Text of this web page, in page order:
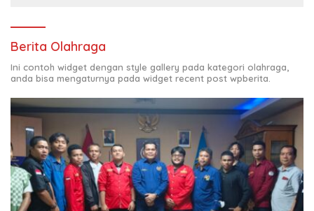
Berita Olahraga
Ini contoh widget dengan style gallery pada kategori olahraga,
anda bisa mengaturnya pada widget recent post wpberita.